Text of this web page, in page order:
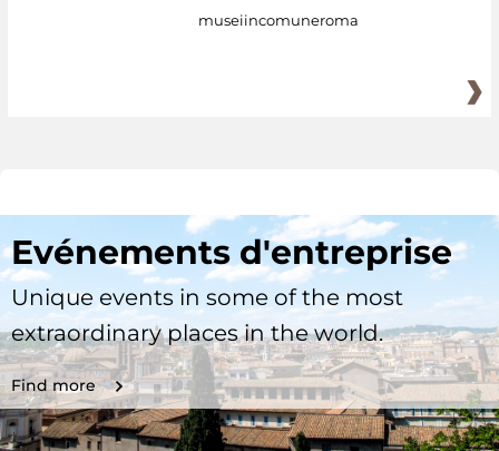
museiincomuneroma
Evénements d'entreprise
Unique events in some of the most
extraordinary places in the world.
Find more